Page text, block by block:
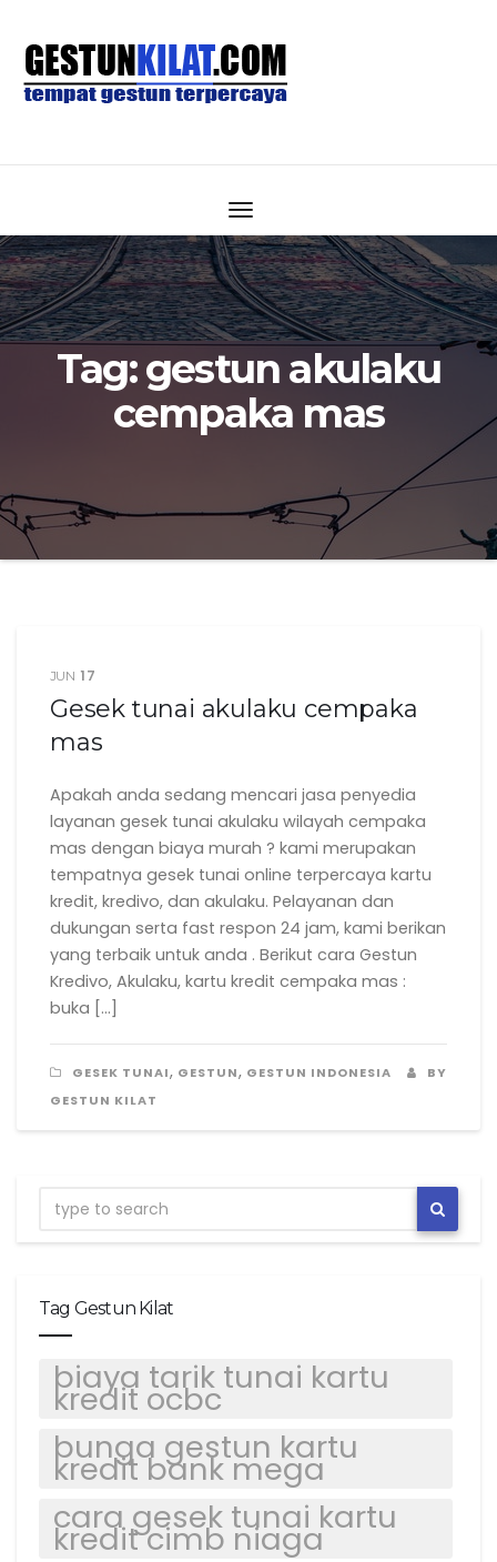
Tag:gestun akulaku
cempaka mas
JUN 17
Gesek tunai akulaku cempaka
mas
Apakah anda sedang mencari jasa penyedia
layanan gesek tunai akulaku wilayah cempaka
mas dengan biaya murah ? kami merupakan
tempatnya gesek tunai online terpercaya kartu
kredit, kredivo, dan akulaku. Pelayanan dan
dukungan serta fast respon 24 jam, kami berikan
yang terbaik untuk anda . Berikut cara Gestun
Kredivo, Akulaku, kartu kredit cempaka mas :
buka […]
GESEK TUNAI, GESTUN, GESTUN INDONESIA
BY
GESTUN KILAT
Tag Gestun Kilat
biaya tarik tunai kartu
kredit ocbc
bunga gestun kartu
kredit bank mega
cara gesek tunai kartu
kredit cimb niaga